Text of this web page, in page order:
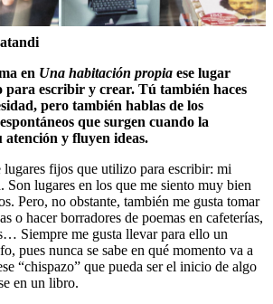
en Una habitación propia ese lugar
para escribir y crear. Tú también haces
pero también hablas de los
que surgen cuando la
y fluyen ideas.
lugares fijos que utilizo para escribir: mi
Son lugares en los que me siento muy bien
Pero, no obstante, también me gusta tomar
o hacer borradores de poemas en cafeterías,
Siempre me gusta llevar para ello un
pues nunca se sabe en qué momento va a
“chispazo” que pueda ser el inicio de algo
en un libro.